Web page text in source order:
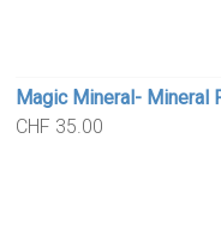
Magic Mineral- Mineral
CHF 35.00